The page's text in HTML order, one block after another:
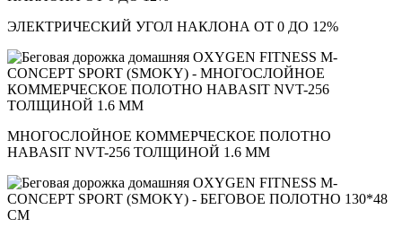
ЭЛЕКТРИЧЕСКИЙ УГОЛ НАКЛОНА ОТ 0 ДО 12%
МНОГОСЛОЙНОЕ КОММЕРЧЕСКОЕ ПОЛОТНО
HABASIT NVT-256 ТОЛЩИНОЙ 1.6 ММ